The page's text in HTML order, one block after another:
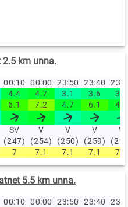
km unna.
00:10 00:00 23:50 23:40
4.4 4.7 3.1 3.6
3.6
6.1 7.2 4.7 6.1 4.7
SV
(247)
V
(254)
V
(250)
V
(259)
V
7 7.1 7.1 7.1 7.1
5.5 km unna.
00:10 00:00 23:50 23:40